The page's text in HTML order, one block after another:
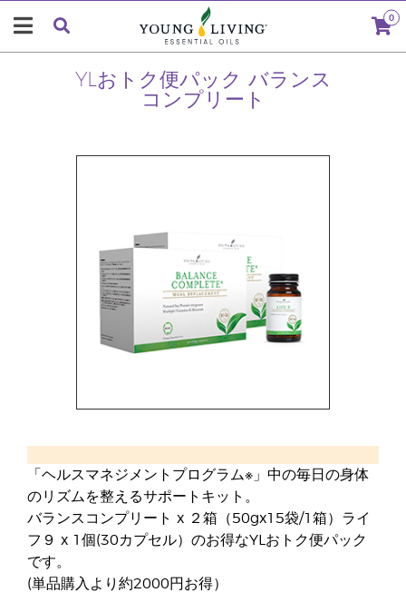
0
YLおトク便パック バランス
コンプリート
「ヘルスマネジメントプログラム※」中の毎日の身体
のリズムを整えるサポートキット。
バランスコンプリート x ２箱（50gx15袋/1箱）ライ
フ９ x 1個(30カプセル）のお得なYLおトク便パック
です。
(単品購入より約2000円お得）